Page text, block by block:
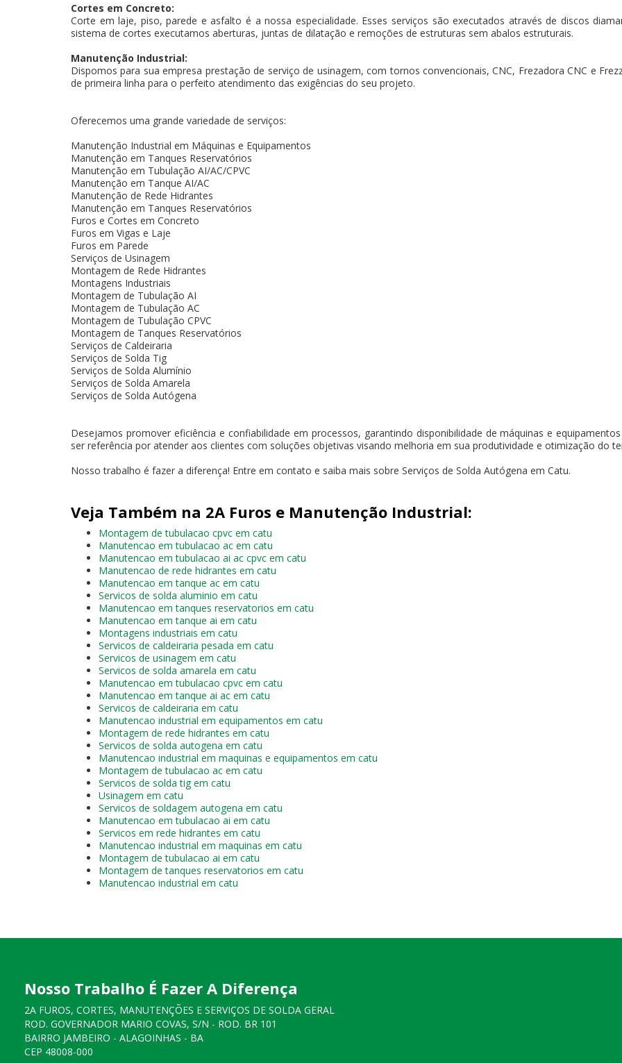
Cortes em Concreto:
Corte em laje, piso, parede e asfalto é a nossa especialidade. Esses serviços são executados através de discos
sistema de cortes executamos aberturas, juntas de dilatação e remoções de estruturas sem abalos estruturais.
Manutenção Industrial:
Dispomos para sua empresa prestação de serviço de usinagem, com tornos convencionais, CNC, Frezadora CNC e
de primeira linha para o perfeito atendimento das exigências do seu projeto.
Oferecemos uma grande variedade de serviços:
Manutenção Industrial em Máquinas e Equipamentos
Manutenção em Tanques Reservatórios
Manutenção em Tubulação AI/AC/CPVC
Manutenção em Tanque AI/AC
Manutenção de Rede Hidrantes
Manutenção em Tanques Reservatórios
Furos e Cortes em Concreto
Furos em Vigas e Laje
Furos em Parede
Serviços de Usinagem
Montagem de Rede Hidrantes
Montagens Industriais
Montagem de Tubulação AI
Montagem de Tubulação AC
Montagem de Tubulação CPVC
Montagem de Tanques Reservatórios
Serviços de Caldeiraria
Serviços de Solda Tig
Serviços de Solda Alumínio
Serviços de Solda Amarela
Serviços de Solda Autógena
Desejamos promover eficiência e confiabilidade em processos, garantindo disponibilidade de máquinas e
ser referência por atender aos clientes com soluções objetivas visando melhoria em sua produtividade e otimização do
Nosso trabalho é fazer a diferença! Entre em contato e saiba mais sobre Serviços de Solda Autógena em Catu.
Veja Também na 2A Furos e Manutenção Industrial:
Montagem de tubulacao cpvc em catu
Manutencao em tubulacao ac em catu
Manutencao em tubulacao ai ac cpvc em catu
Manutencao de rede hidrantes em catu
Manutencao em tanque ac em catu
Servicos de solda aluminio em catu
Manutencao em tanques reservatorios em catu
Manutencao em tanque ai em catu
Montagens industriais em catu
Servicos de caldeiraria pesada em catu
Servicos de usinagem em catu
Servicos de solda amarela em catu
Manutencao em tubulacao cpvc em catu
Manutencao em tanque ai ac em catu
Servicos de caldeiraria em catu
Manutencao industrial em equipamentos em catu
Montagem de rede hidrantes em catu
Servicos de solda autogena em catu
Manutencao industrial em maquinas e equipamentos em catu
Montagem de tubulacao ac em catu
Servicos de solda tig em catu
Usinagem em catu
Servicos de soldagem autogena em catu
Manutencao em tubulacao ai em catu
Servicos em rede hidrantes em catu
Manutencao industrial em maquinas em catu
Montagem de tubulacao ai em catu
Montagem de tanques reservatorios em catu
Manutencao industrial em catu
Nosso Trabalho É Fazer A Diferença
2A FUROS, CORTES, MANUTENÇÕES E SERVIÇOS DE SOLDA GERAL
ROD. GOVERNADOR MARIO COVAS, S/N - ROD. BR 101
BAIRRO JAMBEIRO - ALAGOINHAS - BA
CEP 48008-000